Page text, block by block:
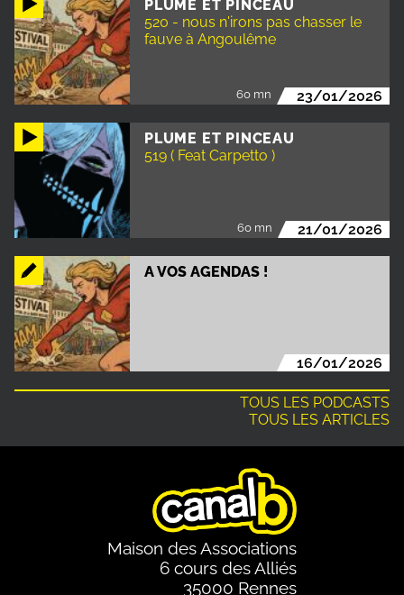
PLUME ET PINCEAU
520 - nous n'irons pas chasser le
fauve à Angoulême
60 mn 23/01/2026
PLUME ET PINCEAU
519 ( Feat Carpetto )
60 mn 21/01/2026
A VOS AGENDAS !
16/01/2026
TOUS LES PODCASTS
TOUS LES ARTICLES
Maison des Associations
6 cours des Alliés
35000 Rennes